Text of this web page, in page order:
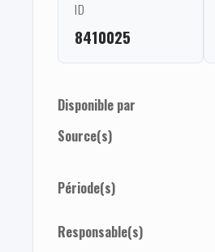
ID
8410025
Disponible par
Source(s)
Période(s)
Responsable(s)